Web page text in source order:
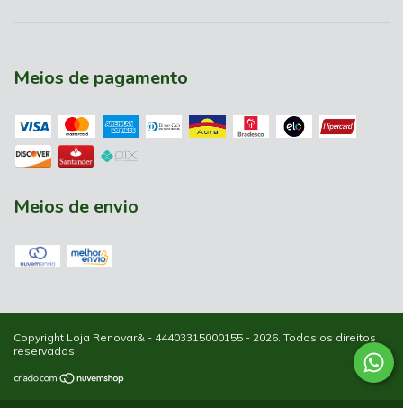
Meios de pagamento
Meios de envio
Copyright Loja Renovar& - 44403315000155 - 2026. Todos os direitos
reservados.